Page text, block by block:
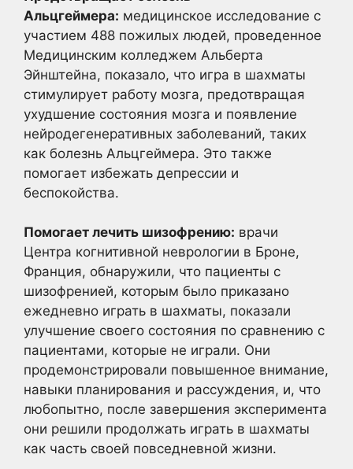
Альцгеймера: медицинское исследование с
участием 488 пожилых людей, проведенное
Медицинским колледжем Альберта
Эйнштейна, показало, что игра в шахматы
стимулирует работу мозга, предотвращая
ухудшение состояния мозга и появление
нейродегенеративных заболеваний, таких
как болезнь Альцгеймера. Это также
помогает избежать депрессии и
беспокойства.
Помогает лечить шизофрению: врачи
Центра когнитивной неврологии в Броне,
Франция, обнаружили, что пациенты с
шизофренией, которым было приказано
ежедневно играть в шахматы, показали
улучшение своего состояния по сравнению с
пациентами, которые не играли. Они
продемонстрировали повышенное внимание,
навыки планирования и рассуждения, и, что
любопытно, после завершения эксперимента
они решили продолжать играть в шахматы
как часть своей повседневной жизни.